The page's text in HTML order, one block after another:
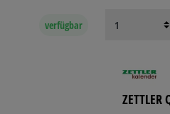
verfügbar